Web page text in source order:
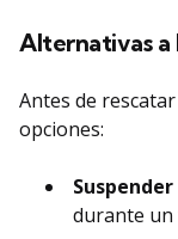
Alternativas a
Antes de
opciones:
durante un